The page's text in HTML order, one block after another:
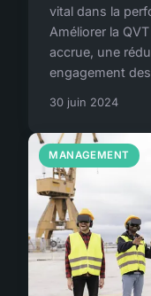
vital dans la
Améliorer la
accrue, une
engagement
30 juin 2024
MANAGEMENT